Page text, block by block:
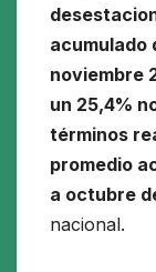
acumulado
noviembre
un 25,4%
términos
promedio
a octubre
nacional.